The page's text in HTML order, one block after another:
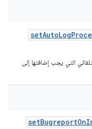
setAutoLog
التي يجب إضافتها إلى
setBugreportOn